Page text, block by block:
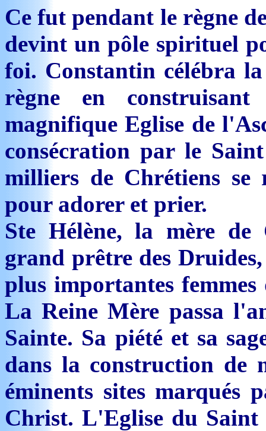
Ce fut pendant le règne
devint un pôle spirituel
foi. Constantin célébra
règne en
magnifique Eglise de
consécration par le
milliers de Chrétiens se
pour adorer et prier.
Ste Hélène, la mère
grand prêtre des
plus importantes
La Reine Mère passa
Sainte. Sa piété et sa
dans la construction de
éminents sites marqués
Christ. L'Eglise du